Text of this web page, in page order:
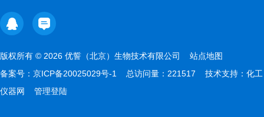
版权所有 © 2026 优誓（北京）生物技术有限公司 站点地图
备案号： 京ICP备20025029号-1 总访问量：221517 技术支持： 化工
仪器网
管理登陆